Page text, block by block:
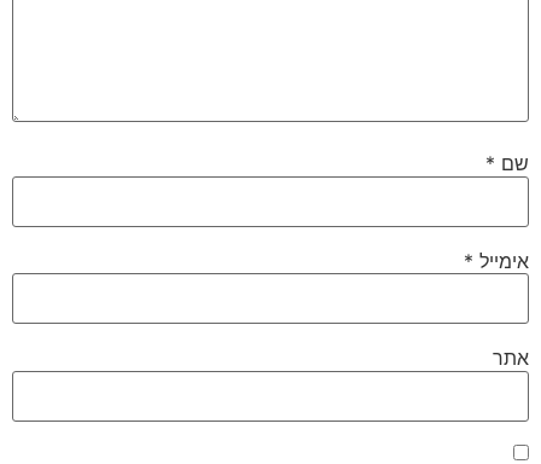
שם *
אימייל *
אתר